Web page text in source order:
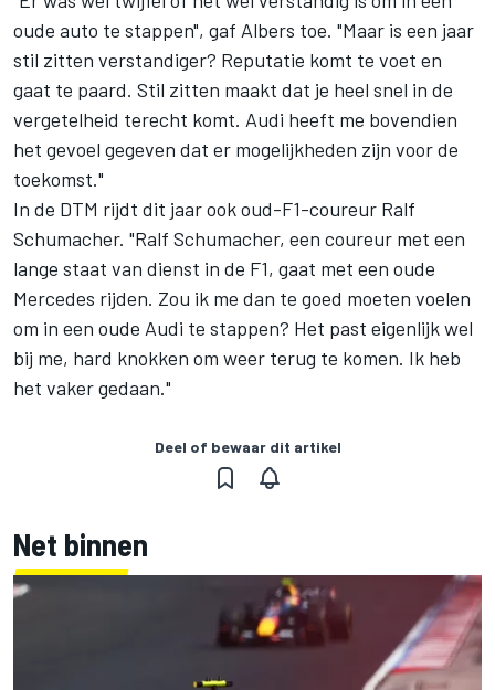
oude auto te stappen", gaf Albers toe. "Maar is een jaar
stil zitten verstandiger? Reputatie komt te voet en
gaat te paard. Stil zitten maakt dat je heel snel in de
vergetelheid terecht komt. Audi heeft me bovendien
het gevoel gegeven dat er mogelijkheden zijn voor de
toekomst."
In de DTM rijdt dit jaar ook oud-F1-coureur Ralf
Schumacher. "Ralf Schumacher, een coureur met een
lange staat van dienst in de F1, gaat met een oude
Mercedes rijden. Zou ik me dan te goed moeten voelen
om in een oude Audi te stappen? Het past eigenlijk wel
bij me, hard knokken om weer terug te komen. Ik heb
het vaker gedaan."
Deel of bewaar dit artikel
Net binnen